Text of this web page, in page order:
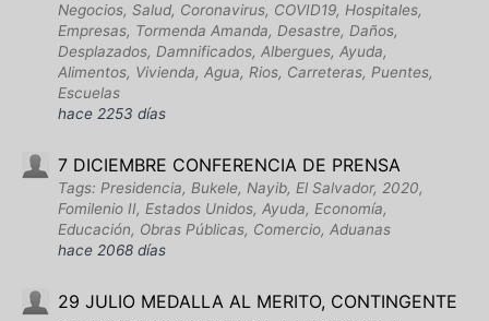
Negocios, Salud, Coronavirus, COVID19, Hospitales,
Empresas, Tormenda Amanda, Desastre, Daños,
Desplazados, Damnificados, Albergues, Ayuda,
Alimentos, Vivienda, Agua, Rios, Carreteras, Puentes,
Escuelas
hace 2253 días
7 DICIEMBRE CONFERENCIA DE PRENSA
Tags: Presidencia, Bukele, Nayib, El Salvador, 2020,
Fomilenio II, Estados Unidos, Ayuda, Economía,
Educación, Obras Públicas, Comercio, Aduanas
hace 2068 días
29 JULIO MEDALLA AL MERITO, CONTINGENTE